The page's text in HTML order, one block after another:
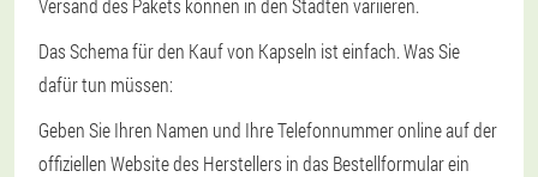
Versand des Pakets können in den Städten variieren.
Das Schema für den Kauf von Kapseln ist einfach. Was Sie
dafür tun müssen:
Geben Sie Ihren Namen und Ihre Telefonnummer online auf der
offiziellen Website des Herstellers in das Bestellformular ein